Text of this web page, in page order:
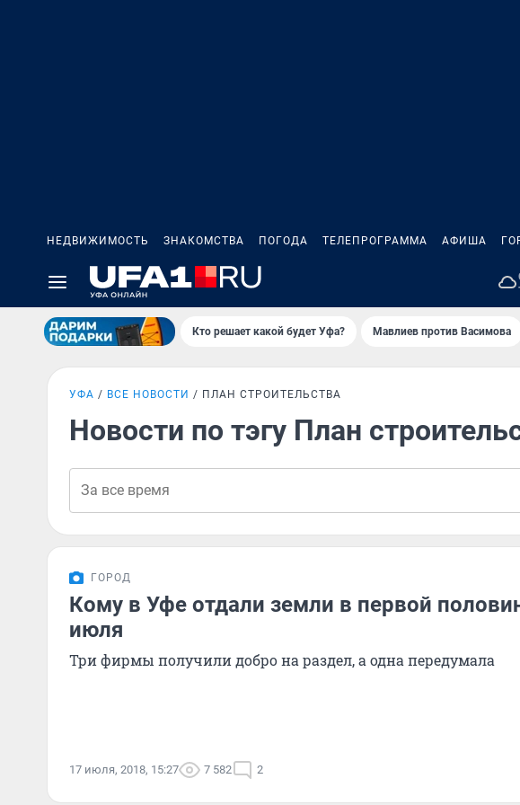
НЕДВИЖИМОСТЬ ЗНАКОМСТВА ПОГОДА ТЕЛЕПРОГРАММА АФИША
Кто решает какой будет Уфа? Мавлиев против Васимова
УФА ВСЕ НОВОСТИ ПЛАН СТРОИТЕЛЬСТВА
Новости по тэгу План
ГОРОД
Кому в Уфе отдали земли в первой
июля
Три фирмы получили добро на раздел, а одна передумала
17 июля, 2018, 15:27 7 582 2